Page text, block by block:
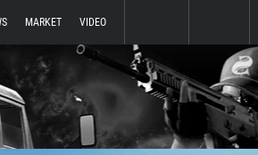
MARKET VIDEO